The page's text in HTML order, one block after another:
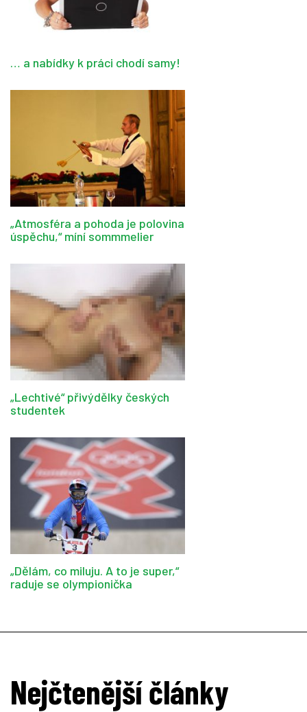
… a nabídky k práci chodí samy!
„Atmosféra a pohoda je polovina
úspěchu,“ míní sommmelier
„Lechtivé“ přivýdělky českých
studentek
„Dělám, co miluju. A to je super,“
raduje se olympionička
Nejčtenější články